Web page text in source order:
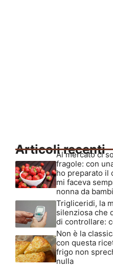
Articoli recenti
Al mercato ci
fragole: con
ho preparato il
mi faceva
nonna da
Trigliceridi, la
silenziosa che
di controllare:
Non è la
con questa
frigo non
nulla